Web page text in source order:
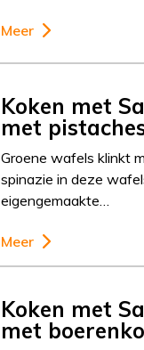
Meer
Koken met
met
Groene wafels klinkt
spinazie in deze
eigengemaakte…
Meer
Koken met
met